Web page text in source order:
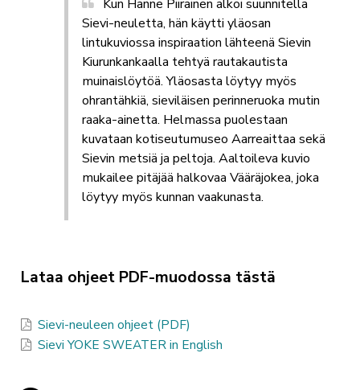
Kun Hanne Piirainen alkoi suunnitella
Sievi-neuletta, hän käytti yläosan
lintukuviossa inspiraation lähteenä Sievin
Kiurunkankaalla tehtyä rautakautista
muinaislöytöä. Yläosasta löytyy myös
ohrantähkiä, sieviläisen perinneruoka mutin
raaka-ainetta. Helmassa puolestaan
kuvataan kotiseutumuseo Aarreaittaa sekä
Sievin metsiä ja peltoja. Aaltoileva kuvio
mukailee pitäjää halkovaa Vääräjokea, joka
löytyy myös kunnan vaakunasta.
Lataa ohjeet PDF-muodossa tästä
Sievi-neuleen ohjeet (PDF)
Sievi YOKE SWEATER in English